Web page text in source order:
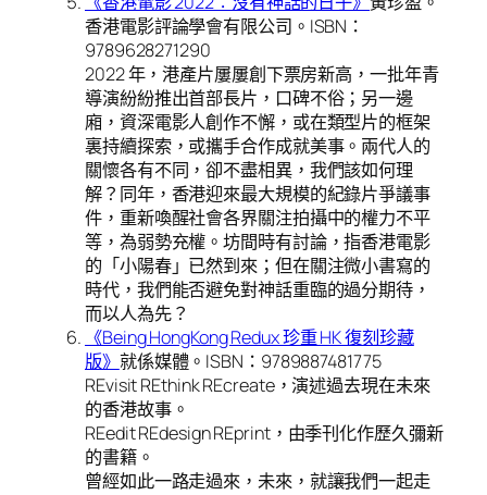
香港電影評論學會有限公司。ISBN：
9789628271290
2022 年，港產片屢屢創下票房新高，一批年青
導演紛紛推出首部長片，口碑不俗；另一邊
廂，資深電影人創作不懈，或在類型片的框架
裏持續探索，或攜手合作成就美事。兩代人的
關懷各有不同，卻不盡相異，我們該如何理
解？同年，香港迎來最大規模的紀錄片爭議事
件，重新喚醒社會各界關注拍攝中的權力不平
等，為弱勢充權。坊間時有討論，指香港電影
的「小陽春」已然到來；但在關注微小書寫的
時代，我們能否避免對神話重臨的過分期待，
而以人為先？
《Being HongKong Redux 珍重 HK 復刻珍藏
版》 就係媒體。ISBN：9789887481775
REvisit REthink REcreate，演述過去現在未來
的香港故事。
REedit REdesign REprint，由季刊化作歷久彌新
的書籍。
曾經如此一路走過來，未來，就讓我們一起走